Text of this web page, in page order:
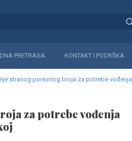
PRETRAGA KONTAKT I PODRŠKA
stranog poreznog broja za potrebe vođenja
za potrebe vođenja